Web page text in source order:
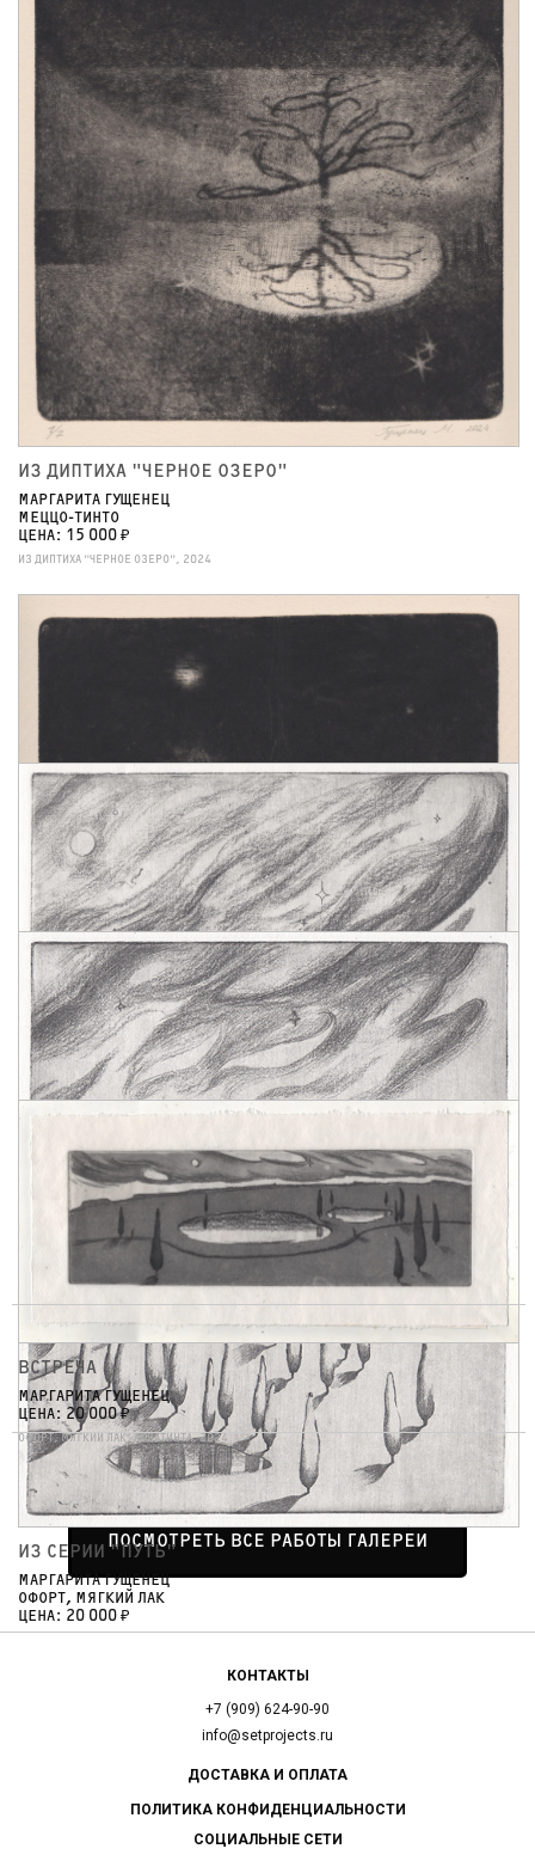
ИЗ ДИПТИХА "ЧЕРНОЕ ОЗЕРО"
МАРГАРИТА ГУЩЕНЕЦ
МЕЦЦО-ТИНТО
ЦЕНА: 15 000 ₽
ИЗ ДИПТИХА "ЧЕРНОЕ ОЗЕРО", 2024
ИЗ ДИПТИХА "ЧЕРНОЕ ОЗЕРО"
МАРГАРИТА ГУЩЕНЕЦ
МЕЦЦО-ТИНТО
ЦЕНА: 15 000 ₽
ИЗ СЕРИИ "ПУТЬ"
МАРГАРИТА ГУЩЕНЕЦ
ОФОРТ, МЯГКИЙ ЛАК
ЦЕНА: 20 000 ₽
ИЗ СЕРИИ "ПУТЬ", 2024
ИЗ СЕРИИ "ПУТЬ"
МАРГАРИТА ГУЩЕНЕЦ
ОФОРТ, МЯГКИЙ ЛАК
ЦЕНА: 20 000 ₽
ВСТРЕЧА
МАРГАРИТА ГУЩЕНЕЦ
ЦЕНА: 20 000 ₽
ОФОРТ, МЯГКИЙ ЛАК, АКВАТИНТА, 2024
ПОСМОТРЕТЬ ВСЕ РАБОТЫ ГАЛЕРЕИ
КОНТАКТЫ
+7 (909) 624-90-90
info@setprojects.ru
СОЦИАЛЬНЫЕ СЕТИ
ДОСТАВКА И ОПЛАТА
ПОЛИТИКА КОНФИДЕНЦИАЛЬНОСТИ